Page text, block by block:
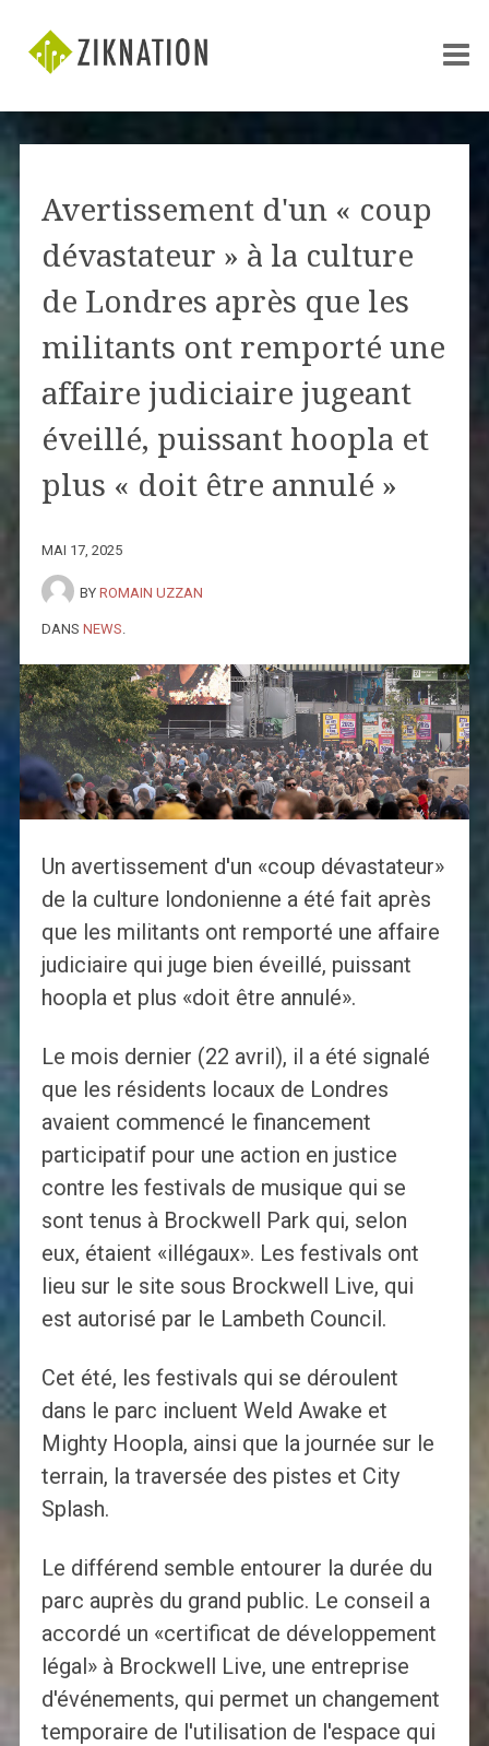
Avertissement d'un « coup
dévastateur » à la culture
de Londres après que les
militants ont remporté une
affaire judiciaire jugeant
éveillé, puissant hoopla et
plus « doit être annulé »
MAI 17, 2025
BY ROMAIN UZZAN
DANS NEWS
Un avertissement d'un «coup dévastateur»
de la culture londonienne a été fait après
que les militants ont remporté une affaire
judiciaire qui juge bien éveillé, puissant
hoopla et plus «doit être annulé».
Le mois dernier (22 avril), il a été signalé
que les résidents locaux de Londres
avaient commencé le financement
participatif pour une action en justice
contre les festivals de musique qui se
sont tenus à Brockwell Park qui, selon
eux, étaient «illégaux». Les festivals ont
lieu sur le site sous Brockwell Live, qui
est autorisé par le Lambeth Council.
Cet été, les festivals qui se déroulent
dans le parc incluent Weld Awake et
Mighty Hoopla, ainsi que la journée sur le
terrain, la traversée des pistes et City
Splash.
Le différend semble entourer la durée du
parc auprès du grand public. Le conseil a
accordé un «certificat de développement
légal» à Brockwell Live, une entreprise
d'événements, qui permet un changement
temporaire de l'utilisation de l'espace qui